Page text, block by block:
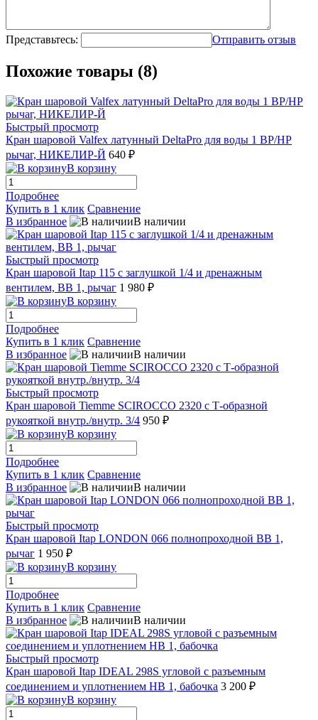
Представьтесь: Отправить отзыв
Похожие товары (8)
Быстрый просмотр
Кран шаровой Valfex латунный DeltaPro для воды 1 ВР/НР
рычаг, НИКЕЛИР-Й 640 ₽
В корзину
Подробнее
Купить в 1 клик Сравнение
В избранное
В наличии
Быстрый просмотр
Кран шаровой Itap 115 с заглушкой 1/4 и дренажным
вентилем, ВВ 1, рычаг 1 980 ₽
В корзину
Подробнее
Купить в 1 клик Сравнение
В избранное
В наличии
Быстрый просмотр
Кран шаровой Tiemme SCIROCCO 2320 с Т-образной
рукояткой внутр./внутр. 3/4 950 ₽
В корзину
Подробнее
Купить в 1 клик Сравнение
В избранное
В наличии
Быстрый просмотр
Кран шаровой Itap LONDON 066 полнопроходной ВВ 1,
рычаг 1 950 ₽
В корзину
Подробнее
Купить в 1 клик Сравнение
В избранное
В наличии
Быстрый просмотр
Кран шаровой Itap IDEAL 298S угловой с разъемным
соединением и уплотнением НВ 1, бабочка 3 200 ₽
В корзину